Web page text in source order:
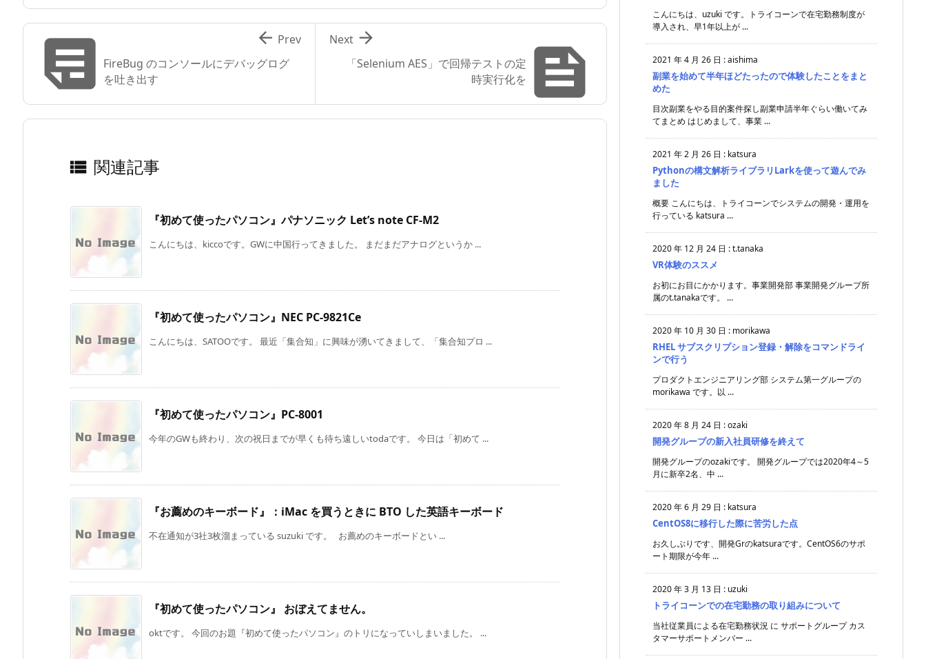

「Selenium AES」で回帰テストの定
時実行化を

Next
FireBug のコンソールにデバッグログ
を吐き出す
 Prev
 関連記事
『初めて使ったパソコン』パナソニック Let’s note CF-M2
こんにちは、kiccoです。GWに中国行ってきました。 まだまだアナログというか ...
『初めて使ったパソコン』NEC PC-9821Ce
こんにちは、SATOOです。 最近「集合知」に興味が湧いてきまして、「集合知プロ ...
『初めて使ったパソコン』PC-8001
今年のGWも終わり、次の祝日までが早くも待ち遠しいtodaです。 今日は「初めて ...
『お薦めのキーボード』：iMac を買うときに BTO した英語キーボード
不在通知が3社3枚溜まっている suzuki です。 お薦めのキーボードとい ...
『初めて使ったパソコン』 おぼえてません。
oktです。 今回のお題『初めて使ったパソコン』のトリになっていしまいました。 ...
こんにちは、uzuki です。トライコーンで在宅勤務制度が
導入され、早1年以上が ...
2021 年 4 月 26 日 :aishima
副業を始めて半年ほどたったので体験したことをまと
めた
目次副業をやる目的案件探し副業申請半年ぐらい働いてみ
てまとめ はじめまして、事業 ...
2021 年 2 月 26 日 : katsura
Pythonの構文解析ライブラリLarkを使って遊んでみ
ました
概要 こんにちは、トライコーンでシステムの開発・運用を
行っている katsura ...
2020 年 12 月 24 日 :t.tanaka
VR体験のススメ
お初にお目にかかります。事業開発部 事業開発グループ所
属のt.tanakaです。 ...
2020 年 10 月 30 日 : morikawa
RHEL サブスクリプション登録・解除をコマンドライ
ンで行う
プロダクトエンジニアリング部 システム第一グループの
morikawa です。以 ...
2020 年 8 月 24 日 :ozaki
開発グループの新入社員研修を終えて
開発グループのozakiです。 開発グループでは2020年4～5
月に新卒2名、中 ...
2020 年 6 月 29 日 : katsura
CentOS8に移行した際に苦労した点
お久しぶりです、開発Grのkatsuraです。CentOS6のサポ
ート期限が今年 ...
2020 年 3 月 13 日 : uzuki
トライコーンでの在宅勤務の取り組みについて
当社従業員による在宅勤務状況 に サポートグループ カス
タマーサポートメンバー ...